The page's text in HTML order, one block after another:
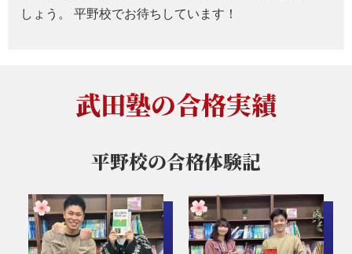
しょう。 平野校でお待ちしています！
武田塾の合格実績
平野校の合格体験記